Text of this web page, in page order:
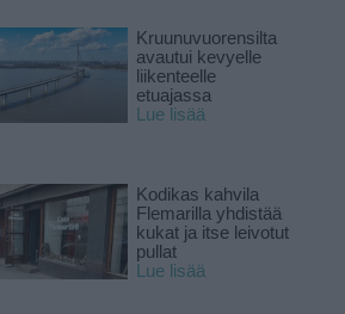
Kruunuvuorensilta
avautui kevyelle
liikenteelle
etuajassa
Lue lisää
Kodikas kahvila
Flemarilla yhdistää
kukat ja itse leivotut
pullat
Lue lisää